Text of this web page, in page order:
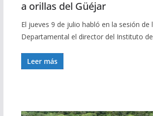
a orillas del Güéjar
El jueves 9 de julio habló en la sesión de
Departamental el director del Instituto
Leer más